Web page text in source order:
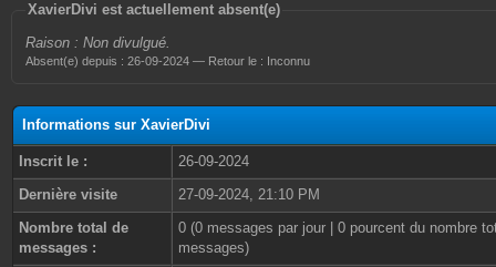
XavierDivi est actuellement absent(e)
Raison : Non divulgué.
Absent(e) depuis : 26-09-2024 — Retour le : Inconnu
Informations sur XavierDivi
Inscrit le :
26-09-2024
Dernière visite
27-09-2024, 21:10 PM
Nombre total de
messages :
0 (0 messages par jour | 0 pourcent du nombre
messages)